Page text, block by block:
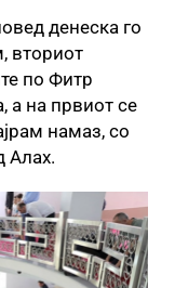
денеска го
вториот
по Фитр
а на првиот се
намаз, со
Алах.